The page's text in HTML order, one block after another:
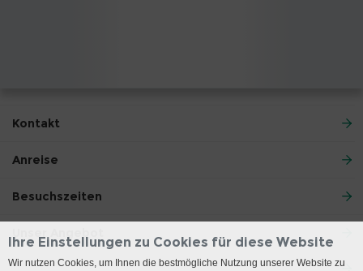
Kontakt
Anreise
Besuchszeiten
Ihre Einstellungen zu Cookies für diese Website
Wir nutzen Cookies, um Ihnen die bestmögliche Nutzung unserer Website zu